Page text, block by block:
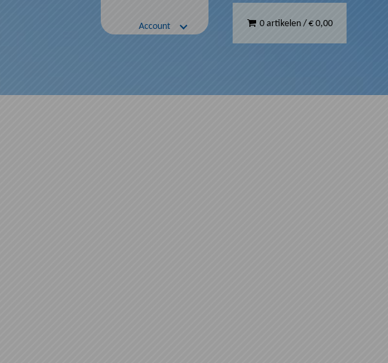
Account 0 artikelen /€ 0,00